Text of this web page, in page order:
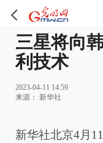
三星将向
利技术
2023-04-11 14:59
来源： 新华社
新华社北京4月